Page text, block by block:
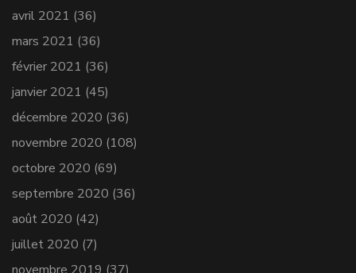
avril 2021 (36)
mars 2021 (36)
février 2021 (36)
janvier 2021 (45)
décembre 2020 (36)
novembre 2020 (108)
octobre 2020 (69)
septembre 2020 (36)
août 2020 (42)
juillet 2020 (7)